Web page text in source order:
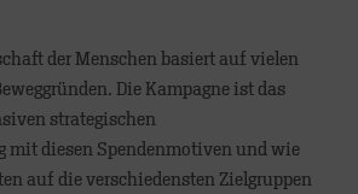
der Menschen basiert auf vielen
Die Kampagne ist das
strategischen
mit diesen Spendenmotiven und wie
auf die verschiedensten Zielgruppen